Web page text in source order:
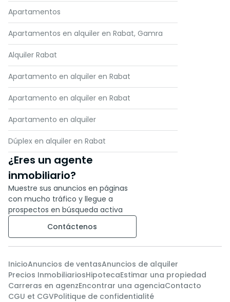
Apartamentos
Apartamentos en alquiler en Rabat, Gamra
Alquiler Rabat
Apartamento en alquiler en Rabat
Apartamento en alquiler en Rabat
Apartamento en alquiler
Dúplex en alquiler en Rabat
¿Eres un agente
inmobiliario?
Muestre sus anuncios en páginas
con mucho tráfico y llegue a
prospectos en búsqueda activa
Contáctenos
InicioAnuncios de ventasAnuncios de alquiler
Precios InmobiliariosHipotecaEstimar una propiedad
Carreras en agenzEncontrar una agenciaContacto
CGU et CGVPolitique de confidentialité